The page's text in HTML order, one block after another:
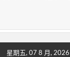
《地理醒世切要辯論》
星期五, 07 8 月, 2026